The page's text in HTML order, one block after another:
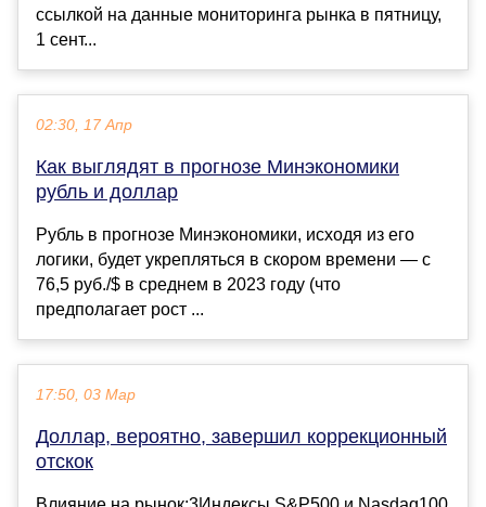
ссылкой на данные мониторинга рынка в пятницу,
1 сент...
02:30, 17 Апр
Как выглядят в прогнозе Минэкономики
рубль и доллар
Рубль в прогнозе Минэкономики, исходя из его
логики, будет укрепляться в скором времени — с
76,5 руб./$ в среднем в 2023 году (что
предполагает рост ...
17:50, 03 Мар
Доллар, вероятно, завершил коррекционный
отскок